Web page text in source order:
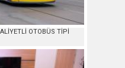
OTOBÜS TİPİ